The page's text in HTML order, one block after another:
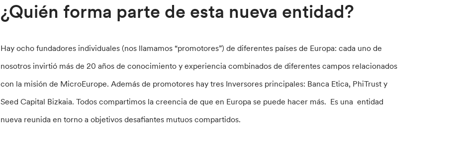
¿Quién forma parte de esta nueva entidad?
Hay ocho fundadores individuales (nos llamamos “promotores”) de diferentes países de Europa: cada uno de
nosotros invirtió más de 20 años de conocimiento y experiencia combinados de diferentes campos relacionados
con la misión de MicroEurope. Además de promotores hay tres Inversores principales: Banca Etica, PhiTrust y
Seed Capital Bizkaia. Todos compartimos la creencia de que en Europa se puede hacer más. Es una entidad
nueva reunida en torno a objetivos desafiantes mutuos compartidos.